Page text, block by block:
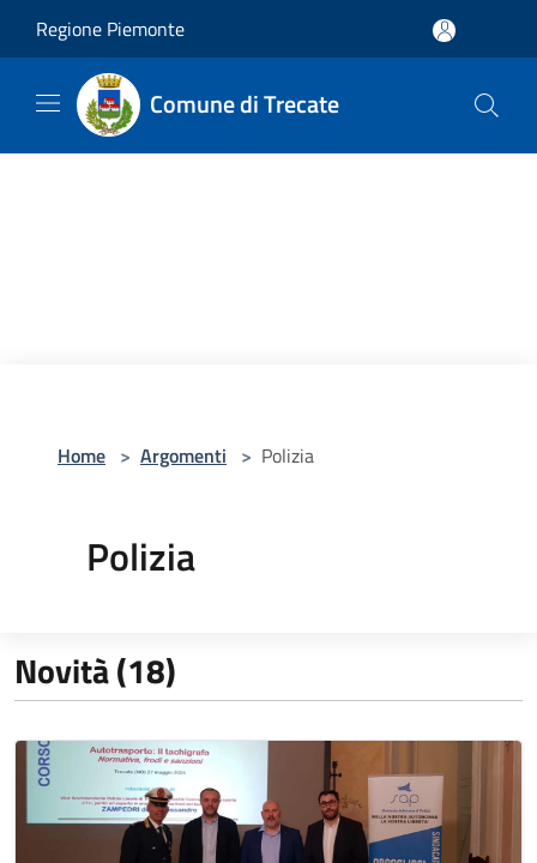
Regione Piemonte
Comune di Trecate
Home > Argomenti > Polizia
Polizia
Novità (18)